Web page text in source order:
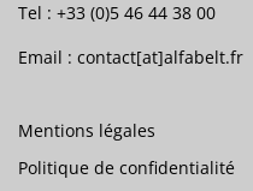
Tel : +33 (0)5 46 44 38 00
Email : contact[at]alfabelt.fr
Mentions légales
Politique de confidentialité